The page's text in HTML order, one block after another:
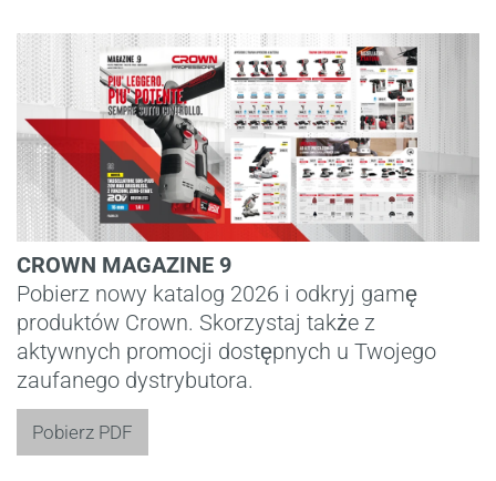
CROWN MAGAZINE 9
Pobierz nowy katalog 2026 i odkryj gamę
produktów Crown. Skorzystaj także z
aktywnych promocji dostępnych u Twojego
zaufanego dystrybutora.
Pobierz PDF